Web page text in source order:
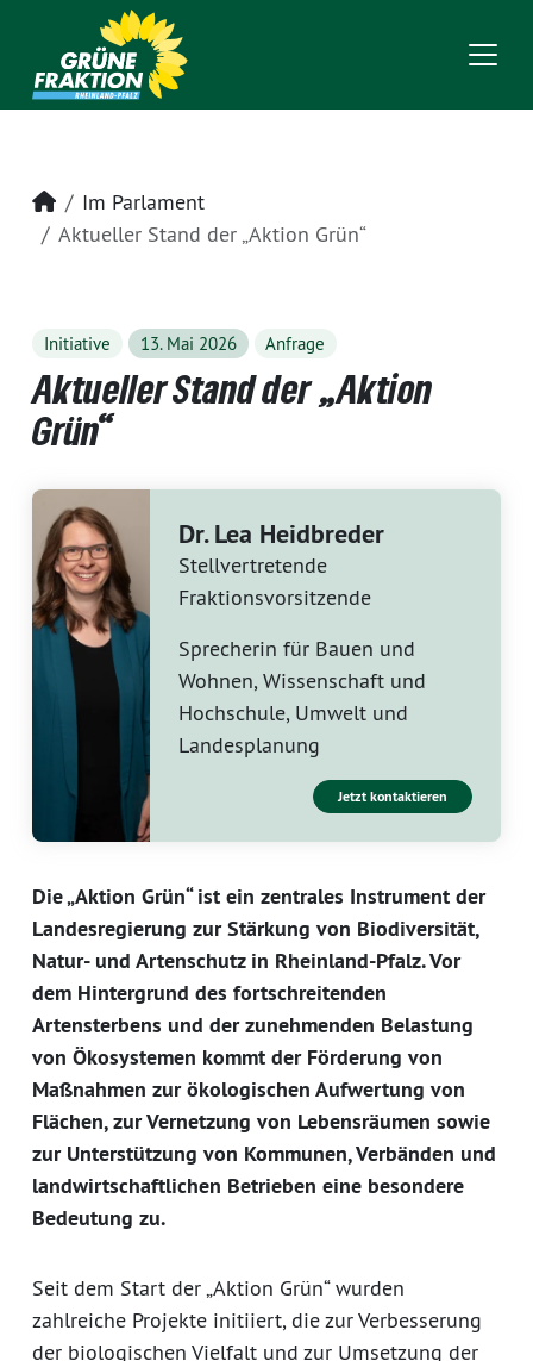
Startseite
Im Parlament
Aktueller Stand der „Aktion Grün“
Initiative 13. Mai 2026 Anfrage
Aktueller Stand der „Aktion
Grün“
Dr. Lea Heidbreder
Stellvertretende
Fraktionsvorsitzende
Sprecherin für Bauen und
Wohnen, Wissenschaft und
Hochschule, Umwelt und
Landesplanung
Jetzt kontaktieren
Die „Aktion Grün“ ist ein zentrales Instrument der
Landesregierung zur Stärkung von Biodiversität,
Natur- und Artenschutz in Rheinland-Pfalz. Vor
dem Hintergrund des fortschreitenden
Artensterbens und der zunehmenden Belastung
von Ökosystemen kommt der Förderung von
Maßnahmen zur ökologischen Aufwertung von
Flächen, zur Vernetzung von Lebensräumen sowie
zur Unterstützung von Kommunen, Verbänden und
landwirtschaftlichen Betrieben eine besondere
Bedeutung zu.
Seit dem Start der „Aktion Grün“ wurden
zahlreiche Projekte initiiert, die zur Verbesserung
der biologischen Vielfalt und zur Umsetzung der